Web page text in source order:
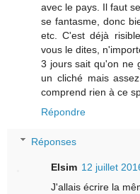
avec le pays. Il faut
se fantasme, donc
etc. C'est déjà
vous le dites,
3 jours sait qu'on ne
un cliché mais
comprend rien à ce
Répondre
Réponses
Elsim 12 juillet
J'allais écrire la